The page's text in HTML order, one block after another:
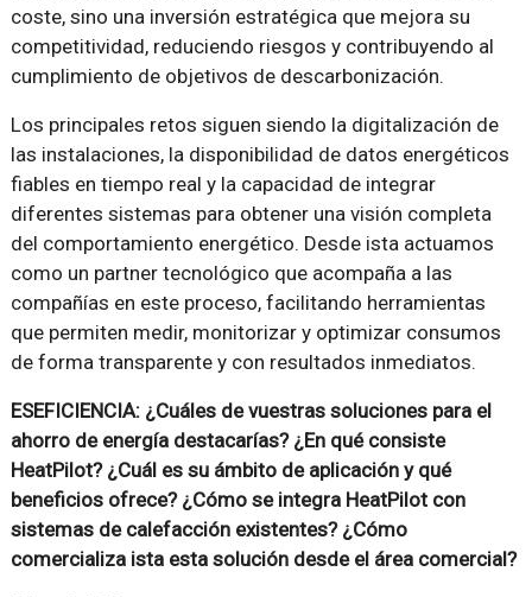
coste, sino una inversión estratégica que mejora su
competitividad, reduciendo riesgos y contribuyendo al
cumplimiento de objetivos de descarbonización.
Los principales retos siguen siendo la digitalización de
las instalaciones, la disponibilidad de datos energéticos
fiables en tiempo real y la capacidad de integrar
diferentes sistemas para obtener una visión completa
del comportamiento energético. Desde ista actuamos
como un partner tecnológico que acompaña a las
compañías en este proceso, facilitando herramientas
que permiten medir, monitorizar y optimizar consumos
de forma transparente y con resultados inmediatos.
ESEFICIENCIA: ¿Cuáles de vuestras soluciones para el
ahorro de energía destacarías? ¿En qué consiste
HeatPilot? ¿Cuál es su ámbito de aplicación y qué
beneficios ofrece? ¿Cómo se integra HeatPilot con
sistemas de calefacción existentes? ¿Cómo
comercializa ista esta solución desde el área comercial?